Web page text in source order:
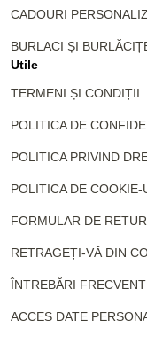
CADOURI
BURLACI ȘI
Utile
TERMENI ȘI CONDIȚII
POLITICA DE
POLITICA PRIVIND
POLITICA DE COOKIE-
FORMULAR DE RETUR
RETRAGEȚI-VĂ DIN
ÎNTREBĂRI
ACCES DATE